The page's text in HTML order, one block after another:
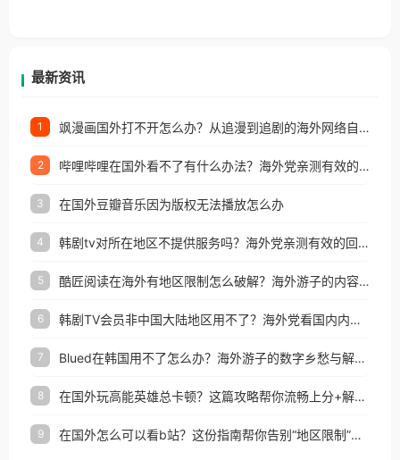
最新资讯
1 飒漫画国外打不开怎么办？从追漫到追剧的海外网络自由之路
2 哔哩哔哩在国外看不了有什么办法？海外党亲测有效的回国加速解决方案
3 在国外豆瓣音乐因为版权无法播放怎么办
4 韩剧tv对所在地区不提供服务吗？海外党亲测有效的回国加速解决方案
5 酷匠阅读在海外有地区限制怎么破解？海外游子的内容归乡路
6 韩剧TV会员非中国大陆地区用不了？海外党看国内内容的加速器选择指南
7 Blued在韩国用不了怎么办？海外游子的数字乡愁与解决方案
8 在国外玩高能英雄总卡顿？这篇攻略帮你流畅上分+解锁国内影音自由
9 在国外怎么可以看b站？这份指南帮你告别“地区限制”的烦恼